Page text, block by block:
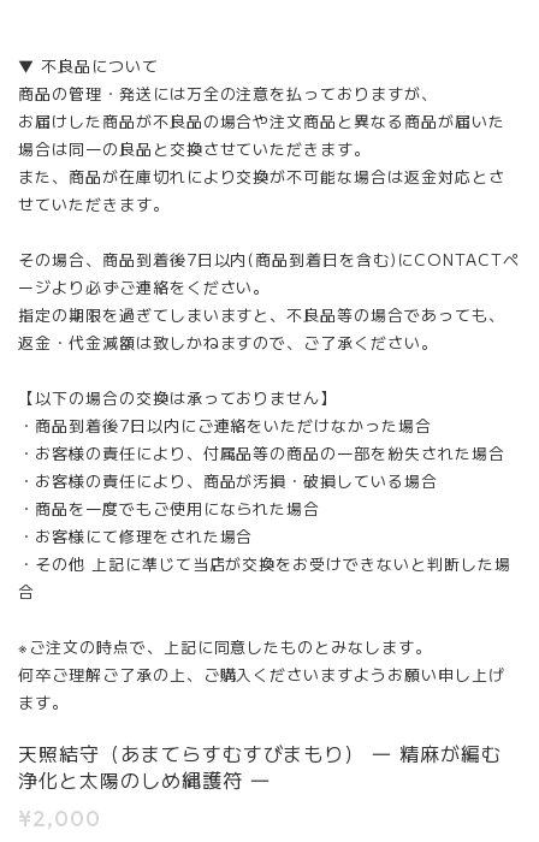
▼ 不良品について
商品の管理・発送には万全の注意を払っておりますが、
お届けした商品が不良品の場合や注文商品と異なる商品が届いた
場合は同一の良品と交換させていただきます。
また、商品が在庫切れにより交換が不可能な場合は返金対応とさ
せていただきます。
その場合、商品到着後7日以内(商品到着日を含む)にCONTACTペ
ージより必ずご連絡をください。
指定の期限を過ぎてしまいますと、不良品等の場合であっても、
返金・代金減額は致しかねますので、ご了承ください。
【以下の場合の交換は承っておりません】
・商品到着後7日以内にご連絡をいただけなかった場合
・お客様の責任により、付属品等の商品の一部を紛失された場合
・お客様の責任により、商品が汚損・破損している場合
・商品を一度でもご使用になられた場合
・お客様にて修理をされた場合
・その他 上記に準じて当店が交換をお受けできないと判断した場
合
※ご注文の時点で、上記に同意したものとみなします。
何卒ご理解ご了承の上、ご購入くださいますようお願い申し上げ
ます。
天照結守（あまてらすむすびまもり） ― 精麻が編む
浄化と太陽のしめ縄護符 ―
¥2,000